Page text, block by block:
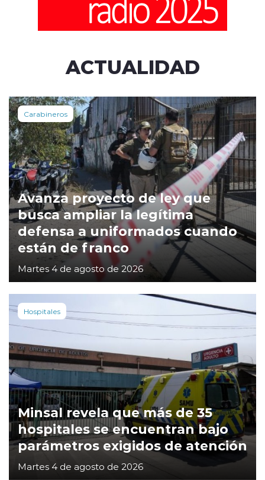
ACTUALIDAD
Carabineros
Avanza proyecto de ley que
busca ampliar la legítima
defensa a uniformados cuando
están de franco
Martes 4 de agosto de 2026
Hospitales
Minsal revela que más de 35
hospitales se encuentran bajo
parámetros exigidos de atención
Martes 4 de agosto de 2026